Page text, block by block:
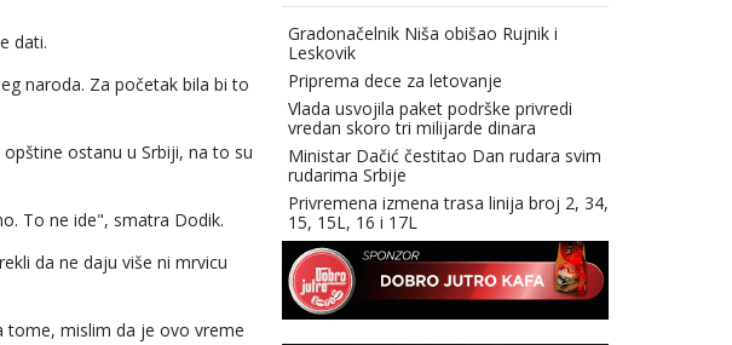
dati.
naroda. Za početak bila bi to
ostanu u Srbiji, na to su
To ne ide", smatra Dodik.
da ne daju više ni mrvicu
tome, mislim da je ovo vreme
Gradonačelnik Niša obišao Rujnik i
Leskovik
Priprema dece za letovanje
Vlada usvojila paket podrške privredi
vredan skoro tri milijarde dinara
Ministar Dačić čestitao Dan rudara svim
rudarima Srbije
Privremena izmena trasa linija broj 2, 34,
15, 15L, 16 i 17L